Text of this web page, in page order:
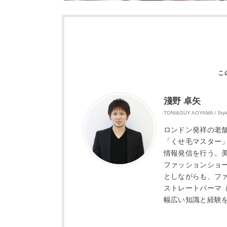
淺野 卓矢
TONI&GUY AOYAMA /
ロンドン発祥の
「くせ毛マスタ
情報発信を行う。
ファッションショ
としながらも、フ
ストレートパーマ
幅広い知識と経験